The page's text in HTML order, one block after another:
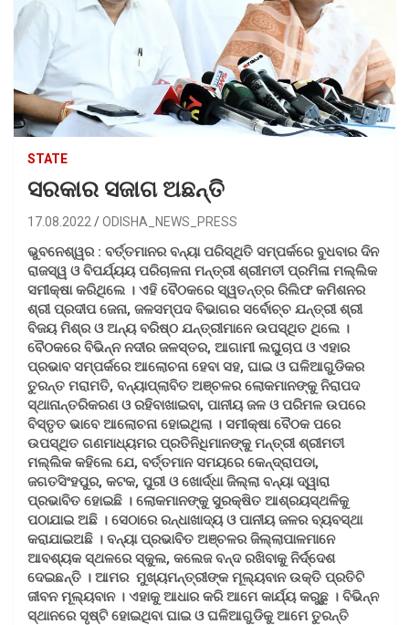
STATE
ସରକାର ସଜାଗ ଅଛନ୍ତି
17.08.2022 ODISHA_NEWS_PRESS
ଭୁବନେଶ୍ୱର : ବର୍ତ୍ତମାନର ବନ୍ୟା ପରିସ୍ଥିତି ସମ୍ପର୍କରେ ବୁଧବାର ଦିନ
ରାଜସ୍ୱ ଓ ବିପର୍ଯ୍ୟୟ ପରିଚାଳନା ମନ୍ତ୍ରୀ ଶ୍ରୀମତୀ ପ୍ରମିଳା ମଲ୍ଲିକ
ସମୀକ୍ଷା କରିଥିଲେ । ଏହି ବୈଠକରେ ସ୍ୱତନ୍ତ୍ର ରିଲିଫ କମିଶନର
ଶ୍ରୀ ପ୍ରଦୀପ ଜେନା, ଜଳସମ୍ପଦ ବିଭାଗର ସର୍ବୋଚ୍ଚ ଯନ୍ତ୍ରୀ ଶ୍ରୀ
ବିଜୟ ମିଶ୍ର ଓ ଅନ୍ୟ ବରିଷ୍ଠ ଯନ୍ତ୍ରୀମାନେ ଉପସ୍ଥିତ ଥିଲେ ।
ବୈଠକରେ ବିଭିନ୍ନ ନଦୀର ଜଳସ୍ତର, ଆଗାମୀ ଲଘୁଚାପ ଓ ଏହାର
ପ୍ରଭାବ ସମ୍ପର୍କରେ ଆଲୋଚନା ହେବା ସହ, ଘାଇ ଓ ଘଳିଆଗୁଡିକର
ତୁରନ୍ତ ମରାମତି, ବନ୍ୟାପ୍ଲାବିତ ଅଞ୍ଚଳର ଲୋକମାନଙ୍କୁ ନିରାପଦ
ସ୍ଥାନାନ୍ତରିକରଣ ଓ ରହିବାଖାଇବା, ପାନୀୟ ଜଳ ଓ ପରିମଳ ଉପରେ
ବିସ୍ତୃତ ଭାବେ ଆଲୋଚନା ହୋଇଥିଲା । ସମୀକ୍ଷା ବୈଠକ ପରେ
ଉପସ୍ଥିତ ଗଣମାଧ୍ୟମର ପ୍ରତିନିଧିମାନଙ୍କୁ ମନ୍ତ୍ରୀ ଶ୍ରୀମତୀ
ମଲ୍ଲିକ କହିଲେ ଯେ, ବର୍ତ୍ତମାନ ସମୟରେ କେନ୍ଦ୍ରାପଡା,
ଜଗତସିଂହପୁର, କଟକ, ପୁରୀ ଓ ଖୋର୍ଦ୍ଧା ଜିଲ୍ଲା ବନ୍ୟା ଦ୍ୱାରା
ପ୍ରଭାବିତ ହୋଇଛି । ଲୋକମାନଙ୍କୁ ସୁରକ୍ଷିତ ଆଶ୍ରୟସ୍ଥଳିକୁ
ପଠାଯାଇ ଅଛି । ସେଠାରେ ରନ୍ଧାଖାଦ୍ୟ ଓ ପାନୀୟ ଜଳର ବ୍ୟବସ୍ଥା
କରାଯାଇଅଛି । ବନ୍ୟା ପ୍ରଭାବିତ ଅଞ୍ଚଳର ଜିଲ୍ଲାପାଳମାନେ
ଆବଶ୍ୟକ ସ୍ଥଳରେ ସ୍କୁଲ, କଲେଜ ବନ୍ଦ ରଖିବାକୁ ନିର୍ଦ୍ଦେଶ
ଦେଇଛନ୍ତି । ଆମର ମୁଖ୍ୟମନ୍ତ୍ରୀଙ୍କ ମୂଲ୍ୟବାନ ଉକ୍ତି ପ୍ରତିଟି
ଜୀବନ ମୂଲ୍ୟବାନ । ଏହାକୁ ଆଧାର କରି ଆମେ କାର୍ଯ୍ୟ କରୁଛୁ । ବିଭିନ୍ନ
ସ୍ଥାନରେ ସୃଷ୍ଟି ହୋଇଥିବା ଘାଇ ଓ ଘଳିଆଗୁଡିକୁ ଆମେ ତୁରନ୍ତି